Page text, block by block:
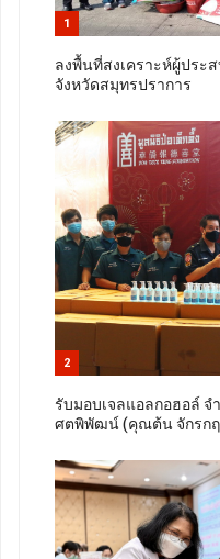
1
ลงพื้นที่สงเคราะห์ผู้ประ
จังหวัดสมุทรปราการ
2
รับมอบเจลแอลกอฮอล์
ศตพิพัฒน์ (คุณต้น จักรก